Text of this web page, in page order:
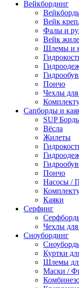
Вейкбординг
Вейк
Фалы и
Вейк
Шлемы и
Пончо
Чехлы
Сапборды и
SUP
Вёсла
Жилеты
Пончо
Насосы /
Каяки
Серфинг
Чехлы
Сноубординг
Куртки
Шлемы
Маски /